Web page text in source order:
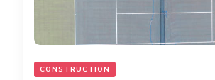
CONSTRUCTION